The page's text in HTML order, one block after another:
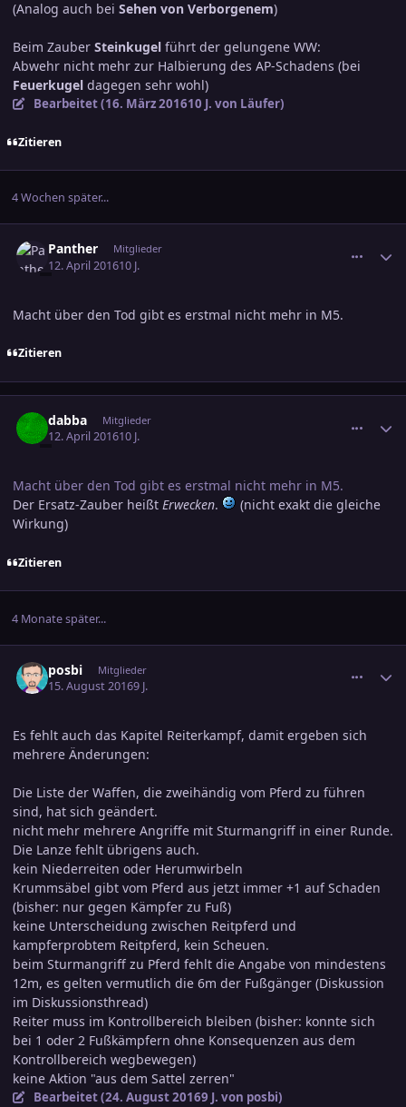
(Analog auch bei Sehen von Verborgenem)
Beim Zauber Steinkugel führt der gelungene WW:
Abwehr nicht mehr zur Halbierung des AP-Schadens (bei
Feuerkugel dagegen sehr wohl)
Bearbeitet (16. März 201610 J. von Läufer)
Zitieren
4 Wochen später...
Panther Mitglieder
12. April 201610 J.
Macht über den Tod gibt es erstmal nicht mehr in M5.
Zitieren
dabba Mitglieder
12. April 201610 J.
Macht über den Tod gibt es erstmal nicht mehr in M5.
Der Ersatz-Zauber heißt Erwecken.
(nicht exakt die gleiche
Wirkung)
Zitieren
4 Monate später...
posbi Mitglieder
15. August 20169 J.
Es fehlt auch das Kapitel Reiterkampf, damit ergeben sich
mehrere Änderungen:
Die Liste der Waffen, die zweihändig vom Pferd zu führen
sind, hat sich geändert.
nicht mehr mehrere Angriffe mit Sturmangriff in einer Runde.
Die Lanze fehlt übrigens auch.
kein Niederreiten oder Herumwirbeln
Krummsäbel gibt vom Pferd aus jetzt immer +1 auf Schaden
(bisher: nur gegen Kämpfer zu Fuß)
keine Unterscheidung zwischen Reitpferd und
kampferprobtem Reitpferd, kein Scheuen.
beim Sturmangriff zu Pferd fehlt die Angabe von mindestens
12m, es gelten vermutlich die 6m der Fußgänger (Diskussion
im Diskussionsthread)
Reiter muss im Kontrollbereich bleiben (bisher: konnte sich
bei 1 oder 2 Fußkämpfern ohne Konsequenzen aus dem
Kontrollbereich wegbewegen)
keine Aktion "aus dem Sattel zerren"
Bearbeitet (24. August 20169 J. von posbi)